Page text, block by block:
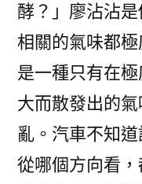
酵？」廖沾沾
相關的氣味都
是一種只有在
大而散發出的
亂。汽車不知
從哪個方向看